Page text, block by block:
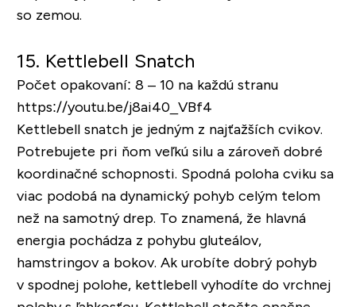
so zemou.
15. Kettlebell Snatch
Počet opakovaní: 8 – 10 na každú stranu
https://youtu.be/j8ai40_VBf4
Kettlebell snatch je jedným z najťažších cvikov.
Potrebujete pri ňom veľkú silu a zároveň dobré
koordinačné schopnosti. Spodná poloha cviku sa
viac podobá na dynamický pohyb celým telom
než na samotný drep. To znamená, že hlavná
energia pochádza z pohybu gluteálov,
hamstringov a bokov. Ak urobíte dobrý pohyb
v spodnej polohe, kettlebell vyhodíte do vrchnej